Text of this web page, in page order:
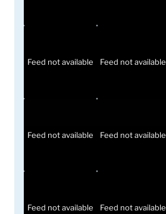
Feed not available Feed not available
Feed not available Feed not available
Feed not available Feed not available